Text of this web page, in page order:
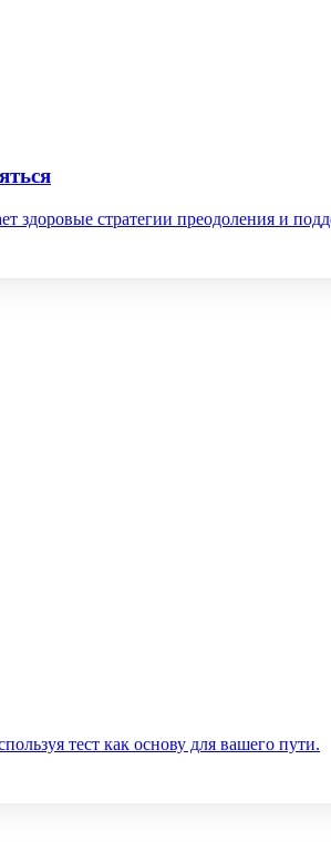
здоровые стратегии преодоления и
тест как основу для вашего пути.